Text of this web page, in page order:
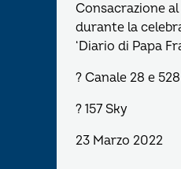
Consacrazione
durante la
‘Diario di Papa
? Canale 28 e 528
? 157 Sky
23 Marzo 2022